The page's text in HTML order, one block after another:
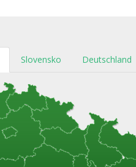
Slovensko Deutschland